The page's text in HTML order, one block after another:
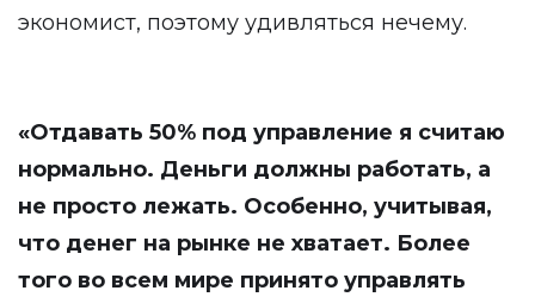
экономист, поэтому удивляться нечему.
«Отдавать 50% под управление я считаю
нормально. Деньги должны работать, а
не просто лежать. Особенно, учитывая,
что денег на рынке не хватает. Более
того во всем мире принято управлять